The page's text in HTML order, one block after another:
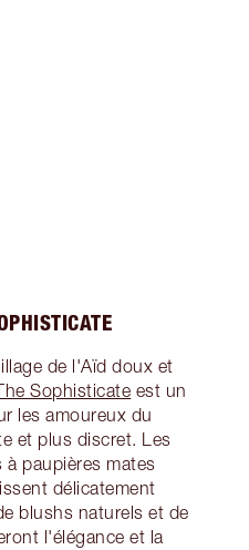
de l'Aïd doux et
Sophisticate est un
les amoureux du
et plus discret. Les
paupières mates
délicatement
blushs naturels et de
l'élégance et la